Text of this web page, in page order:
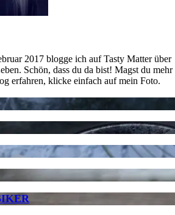
2017 blogge ich auf Tasty Matter über
Schön, dass du da bist! Magst du mehr
erfahren, klicke einfach auf mein Foto.